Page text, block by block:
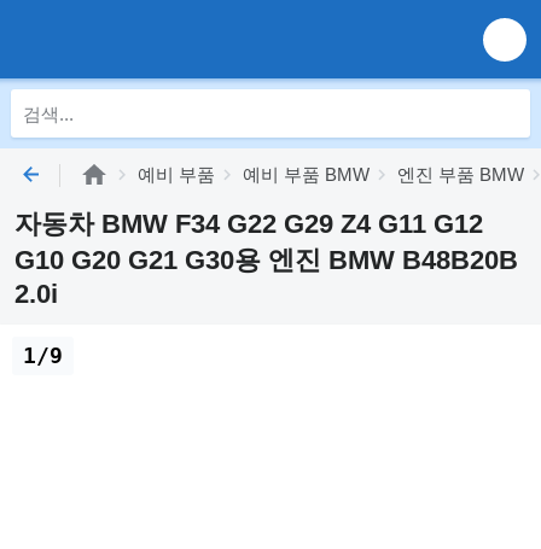
예비 부품 예비 부품 BMW 엔진 부품 BMW
자동차 BMW F34 G22 G29 Z4 G11 G12
G10 G20 G21 G30용 엔진 BMW B48B20B
2.0i
1/9